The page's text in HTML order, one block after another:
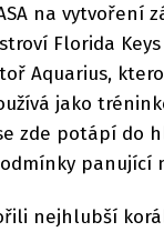
na vytvoření
Florida
Aquarius,
jako
zde potápí do
panující
nejhlubší